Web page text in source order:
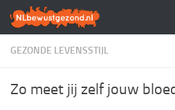
Doorgaan naar inhoud
GEZONDE LEVENSSTIJL
Zo meet jij zelf jouw